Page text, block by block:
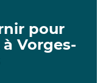
pour
Vorges-